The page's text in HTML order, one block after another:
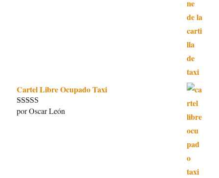
Cartel Libre Ocupado Taxi
Valorado con
por Oscar León